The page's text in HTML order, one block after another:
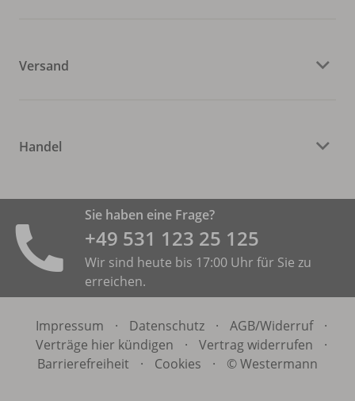
Versand
Handel
Sie haben eine Frage?
+49 531 ­123 25 125
Wir sind heute bis 17:00 Uhr für Sie zu
erreichen.
Impressum · Datenschutz · AGB/Widerruf
·
Verträge hier kündigen
· Vertrag widerrufen
·
Barrierefreiheit
· Cookies · © Westermann